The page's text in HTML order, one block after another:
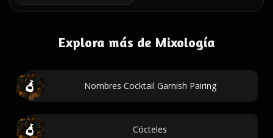
Explora más de Mixología
Nombres Cocktail Garnish Pairing
Cócteles